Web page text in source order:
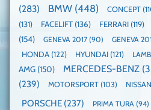
WCOTY
(283)
BMW (448) CONCEPT
(131)
FACELIFT (136) FERRARI (119)
(154)
GENEVA 2017 (90) GENEVA
HONDA (122) HYUNDAI (121)
AMG (150) MERCEDES-BENZ
(239)
MOTORSPORT (103) NISSAN
PORSCHE (237) PRIMA TURA (94)